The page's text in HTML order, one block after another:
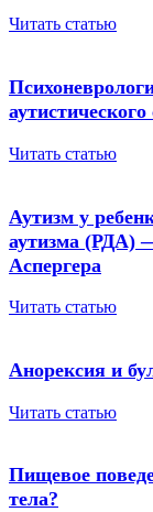
Читать статью
Читать статью
Аутизм у
аутизма (РДА)
Аспергера
Читать статью
Анорексия и
Читать статью
Пищевое
тела?